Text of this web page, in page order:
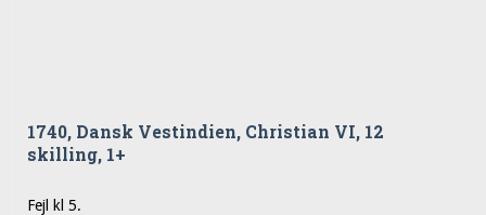
1740, Dansk Vestindien, Christian VI, 12
skilling, 1+
Fejl kl 5.